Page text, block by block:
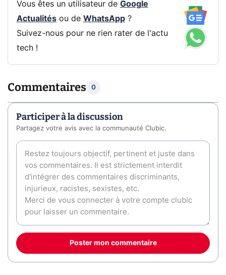
Vous êtes un utilisateur de Google
Actualitésou de WhatsApp?
Suivez-nous pour ne rien rater de l'actu
tech !
Commentaires 0
Participer à la discussion
Partagez votre avis avec la communauté Clubic.
Poster mon commentaire